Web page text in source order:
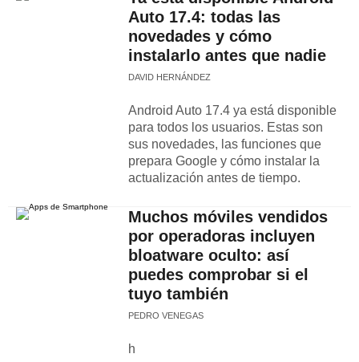
Auto 17.4: todas las
novedades y cómo
instalarlo antes que nadie
DAVID HERNÁNDEZ
Android Auto 17.4 ya está disponible
para todos los usuarios. Estas son
sus novedades, las funciones que
prepara Google y cómo instalar la
actualización antes de tiempo.
Muchos móviles vendidos
por operadoras incluyen
bloatware oculto: así
puedes comprobar si el
tuyo también
PEDRO VENEGAS
h